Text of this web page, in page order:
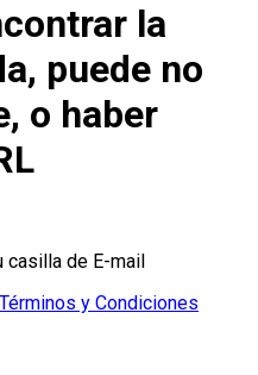
la
puede no
o haber
casilla de E-mail
Términos y Condiciones